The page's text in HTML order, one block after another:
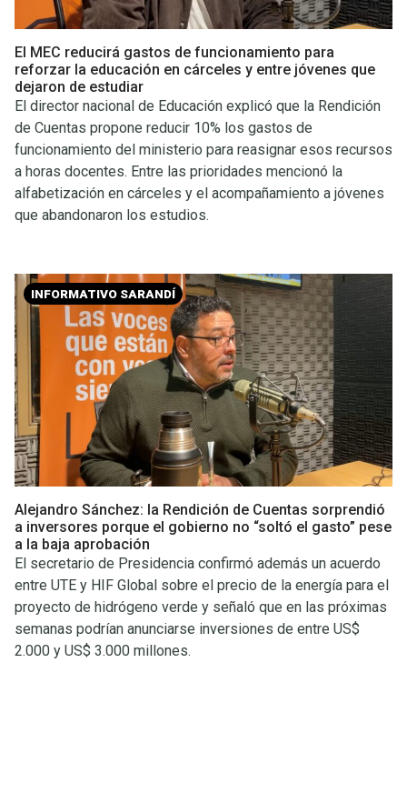
El MEC reducirá gastos de funcionamiento para
reforzar la educación en cárceles y entre jóvenes que
dejaron de estudiar
El director nacional de Educación explicó que la Rendición
de Cuentas propone reducir 10% los gastos de
funcionamiento del ministerio para reasignar esos recursos
a horas docentes. Entre las prioridades mencionó la
alfabetización en cárceles y el acompañamiento a jóvenes
que abandonaron los estudios.
INFORMATIVO SARANDÍ
Alejandro Sánchez: la Rendición de Cuentas sorprendió
a inversores porque el gobierno no “soltó el gasto” pese
a la baja aprobación
El secretario de Presidencia confirmó además un acuerdo
entre UTE y HIF Global sobre el precio de la energía para el
proyecto de hidrógeno verde y señaló que en las próximas
semanas podrían anunciarse inversiones de entre US$
2.000 y US$ 3.000 millones.